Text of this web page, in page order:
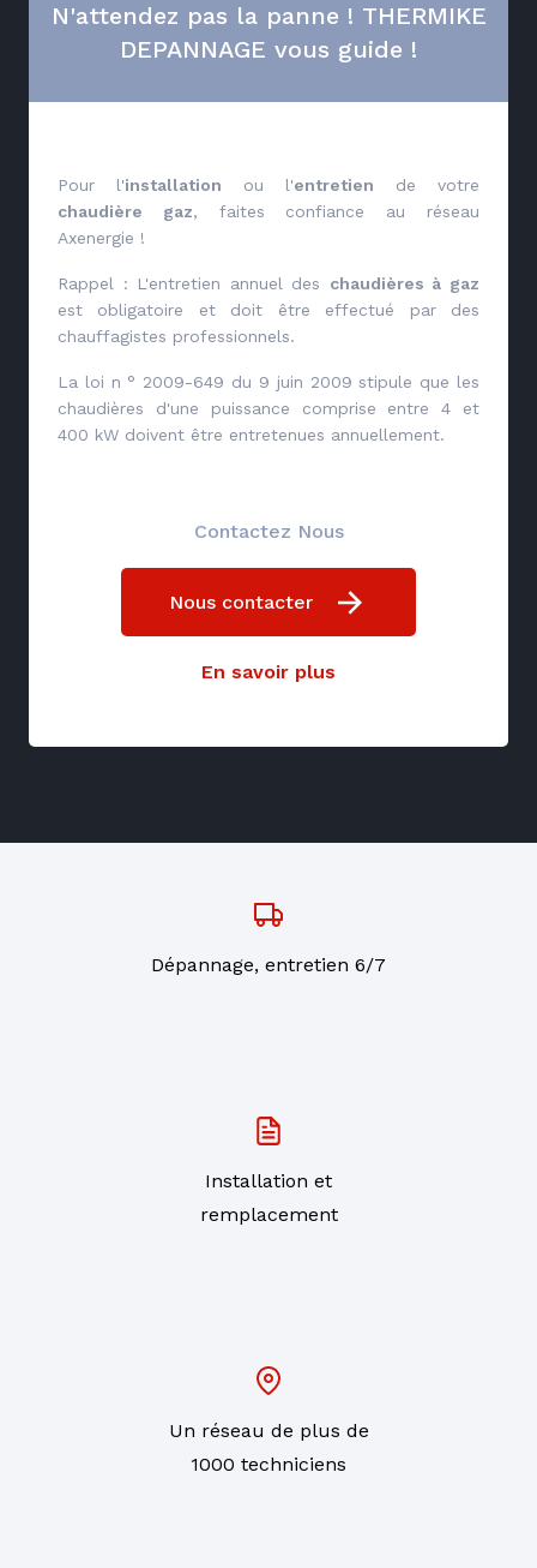
N'attendez pas la panne ! THERMIKE
DEPANNAGE vous guide !
Pour l'installation ou l'entretien de votre
chaudière gaz, faites confiance au réseau
Axenergie !
Rappel : L'entretien annuel des chaudières à gaz
est obligatoire et doit être effectué par des
chauffagistes professionnels.
La loi n ° 2009-649 du 9 juin 2009 stipule que les
chaudières d'une puissance comprise entre 4 et
400 kW doivent être entretenues annuellement.
Contactez Nous
Nous contacter
En savoir plus
Dépannage, entretien 6/7
Installation et
remplacement
Un réseau de plus de
1000 techniciens